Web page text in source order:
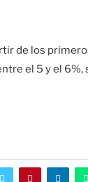
de los
el 5 y el 6%,